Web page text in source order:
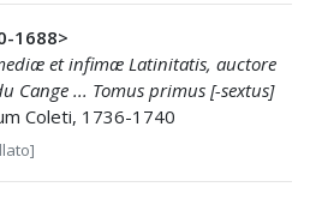
1688>
et infimæ Latinitatis, auctore
Cange ... Tomus primus [-sextus]
Coleti, 1736-1740